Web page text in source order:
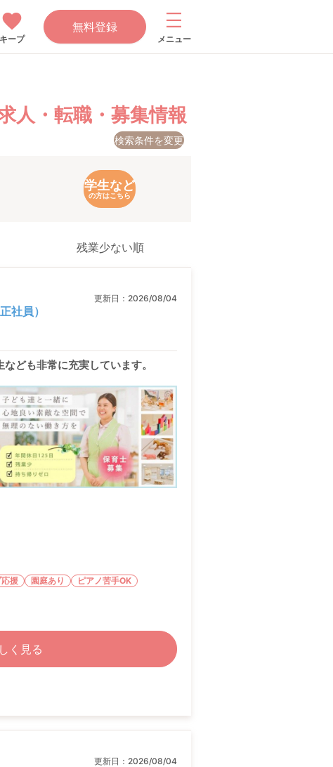
キープ
無料登録
メニュー
人・転職・募集情報
検索条件を変更
学生など
の方はこちら
残業少ない順
更新日： 2026/08/04
社員）
ども非常に充実しています。
援 園庭あり
ピアノ苦手OK
く見る
更新日： 2026/08/04